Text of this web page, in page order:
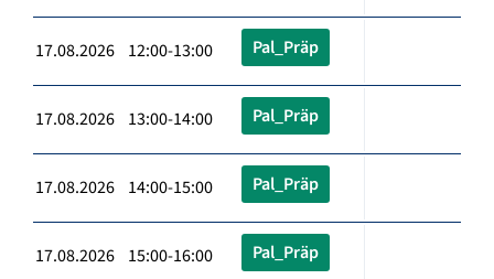
17.08.2026 12:00-13:00 Pal_Präp
17.08.2026 13:00-14:00 Pal_Präp
17.08.2026 14:00-15:00 Pal_Präp
17.08.2026 15:00-16:00 Pal_Präp